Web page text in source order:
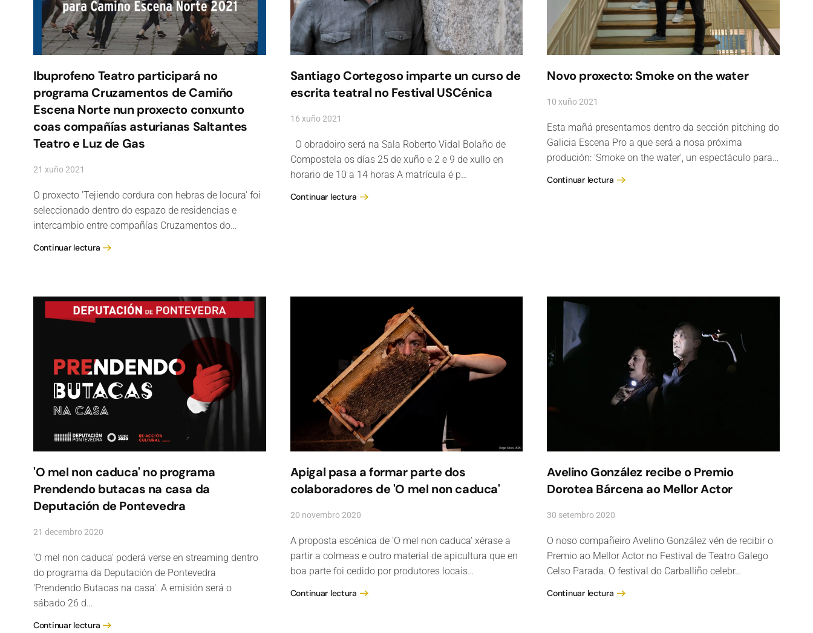
Ibuprofeno Teatro participará no
programa Cruzamentos de Camiño
Escena Norte nun proxecto conxunto
coas compañías asturianas Saltantes
Teatro e Luz de Gas
21 xuño 2021
O proxecto 'Tejiendo cordura con hebras de locura' foi
seleccionado dentro do espazo de residencias e
intercambio entre compañías Cruzamentos do…
Continuar lectura
Santiago Cortegoso imparte un curso de
escrita teatral no Festival USCénica
16 xuño 2021
O obradoiro será na Sala Roberto Vidal Bolaño de
Compostela os días 25 de xuño e 2 e 9 de xullo en
horario de 10 a 14 horas A matrícula é p…
Continuar lectura
Novo proxecto: Smoke on the water
10 xuño 2021
Esta mañá presentamos dentro da sección pitching do
Galicia Escena Pro a que será a nosa próxima
produción: 'Smoke on the water', un espectáculo para…
Continuar lectura
'O mel non caduca' no programa
Prendendo butacas na casa da
Deputación de Pontevedra
21 decembro 2020
'O mel non caduca' poderá verse en streaming dentro
do programa da Deputación de Pontevedra
'Prendendo Butacas na casa'. A emisión será o
sábado 26 d…
Continuar lectura
Apigal pasa a formar parte dos
colaboradores de 'O mel non caduca'
20 novembro 2020
A proposta escénica de 'O mel non caduca' xérase a
partir a colmeas e outro material de apicultura que en
boa parte foi cedido por produtores locais…
Continuar lectura
Avelino González recibe o Premio
Dorotea Bárcena ao Mellor Actor
30 setembro 2020
O noso compañeiro Avelino González vén de recibir o
Premio ao Mellor Actor no Festival de Teatro Galego
Celso Parada. O festival do Carballiño celebr…
Continuar lectura